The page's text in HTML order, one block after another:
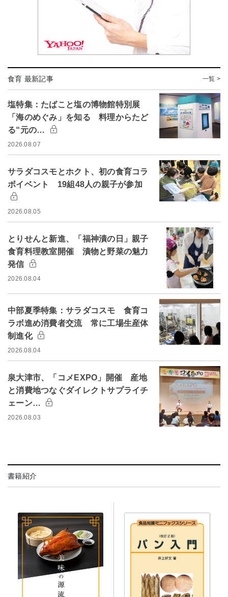
食育 最新記事 一覧 >
塩特集：たばこと塩の博物館特別展
「海のめぐみ」を知る 料理からたど
る“元の…
2026.08.07
サラダコスモとホクト、初の食育コラ
ボイベント 19組48人の親子が参加
2026.08.05
とりせんと新進、「福神漬の日」親子
食育料理教室開催 漬物と野菜の魅力
発信
2026.08.04
中部夏季特集：サラダコスモ 食育コ
ラボ進め消費者交流 常に工場生産体
制進化
2026.08.04
泉大津市、「コメEXPO」開催 産地
と消費地つなぐダイレクトサプライチ
ェーン…
2026.08.03
書籍紹介